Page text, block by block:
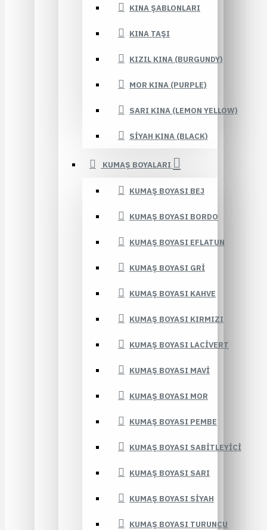
KINA ŞABLONLARI
KINA TAŞI
KIZIL KINA (BURGUNDY)
MOR KINA (PURPLE)
SARI KINA (LEMON YELLOW)
SIYAH KINA (BLACK)
KUMAŞ BOYALARI
KUMAŞ BOYASI BEJ
KUMAŞ BOYASI BORDO
KUMAŞ BOYASI EFLATUN
KUMAŞ BOYASI GRI
KUMAŞ BOYASI KAHVE
KUMAŞ BOYASI KIRMIZI
KUMAŞ BOYASI LACIVERT
KUMAŞ BOYASI MAVI
KUMAŞ BOYASI MOR
KUMAŞ BOYASI PEMBE
KUMAŞ BOYASI SABITLEYICI
KUMAŞ BOYASI SARI
KUMAŞ BOYASI SIYAH
KUMAŞ BOYASI TURUNCU